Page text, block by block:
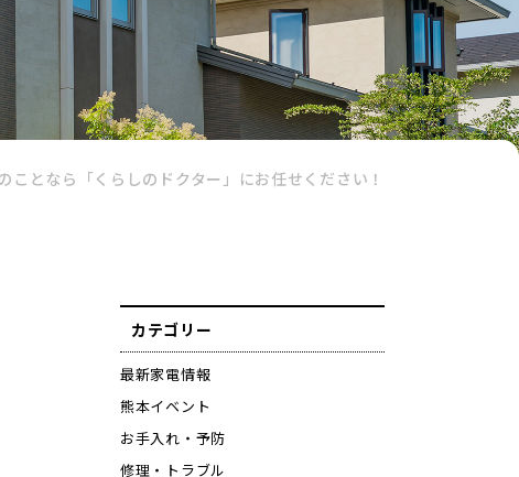
ことなら「くらしのドクター」にお任せください！
カテゴリー
最新家電情報
熊本イベント
お手入れ・予防
修理・トラブル